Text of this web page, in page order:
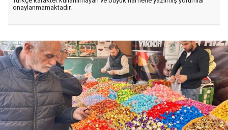
onaylanmamaktadır.